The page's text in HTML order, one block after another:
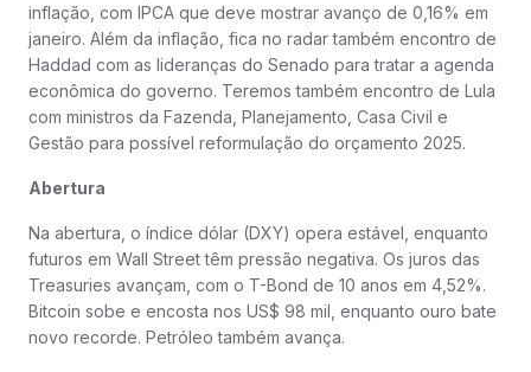
inflação, com IPCA que deve mostrar avanço de 0,16% em
janeiro. Além da inflação, fica no radar também encontro de
Haddad com as lideranças do Senado para tratar a agenda
econômica do governo. Teremos também encontro de Lula
com ministros da Fazenda, Planejamento, Casa Civil e
Gestão para possível reformulação do orçamento 2025.
Abertura
Na abertura, o índice dólar (DXY) opera estável, enquanto
futuros em Wall Street têm pressão negativa. Os juros das
Treasuries avançam, com o T-Bond de 10 anos em 4,52%.
Bitcoin sobe e encosta nos US$ 98 mil, enquanto ouro bate
novo recorde. Petróleo também avança.